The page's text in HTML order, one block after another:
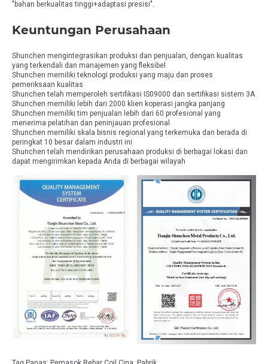
"bahan berkualitas tinggi+adaptasi presisi".
Keuntungan Perusahaan
Shunchen mengintegrasikan produksi dan penjualan, dengan kualitas
yang terkendali dan manajemen yang fleksibel
Shunchen memiliki teknologi produksi yang maju dan proses
pemeriksaan kualitas
Shunchen telah memperoleh sertifikasi IS09000 dan sertifikasi sistem 3A
Shunchen memiliki lebih dari 2000 klien koperasi jangka panjang
Shunchen memiliki tim penjualan lebih dari 60 profesional yang
menerima pelatihan dan peninjauan profesional
Shunchen memiliki skala bisnis regional yang terkemuka dan berada di
peringkat 10 besar dalam industri ini
Shunchen telah mendirikan perusahaan produksi di berbagai lokasi dan
dapat mengirimkan kepada Anda di berbagai wilayah